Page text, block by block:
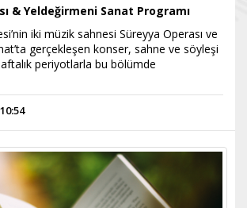
& Yeldeğirmeni Sanat Programı
iki müzik sahnesi Süreyya Operası ve
gerçekleşen konser, sahne ve söyleşi
periyotlarla bu bölümde